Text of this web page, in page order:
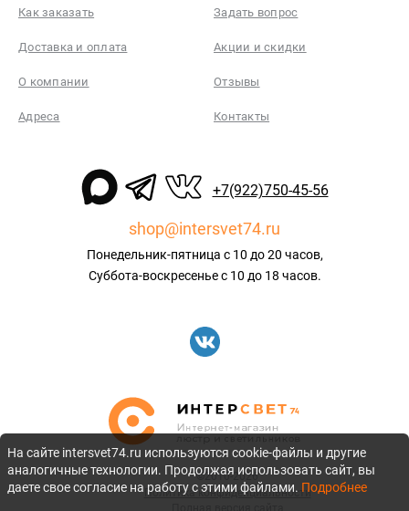
Как заказать Задать вопрос
Доставка и оплата Акции и скидки
О компании Отзывы
Адреса Контакты
+7(922)750-45-56
shop@intersvet74.ru
Понедельник-пятница с 10 до 20 часов,
Суббота-воскресенье с 10 до 18 часов.
©2010-2026
Политика конфиденциальности
На сайте intersvet74.ru используются cookie-файлы и другие
аналогичные технологии. Продолжая использовать сайт, вы
даете свое согласие на работу с этими файлами. Подробнее